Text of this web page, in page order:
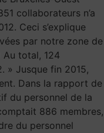
collaborateurs n’a
Ceci s’explique
par notre zone de
total, 124
» Jusque fin 2015,
Dans la rapport de
du personnel de la
886 membres,
du personnel